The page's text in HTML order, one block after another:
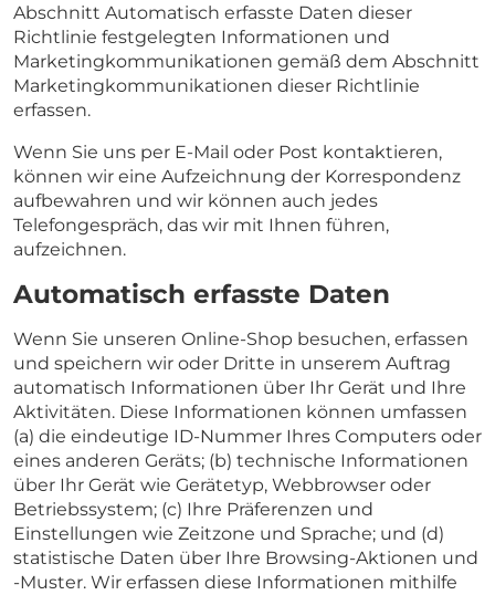
Abschnitt Automatisch erfasste Daten dieser
Richtlinie festgelegten Informationen und
Marketingkommunikationen gemäß dem Abschnitt
Marketingkommunikationen dieser Richtlinie
erfassen.
Wenn Sie uns per E-Mail oder Post kontaktieren,
können wir eine Aufzeichnung der Korrespondenz
aufbewahren und wir können auch jedes
Telefongespräch, das wir mit Ihnen führen,
aufzeichnen.
Automatisch erfasste Daten
Wenn Sie unseren Online-Shop besuchen, erfassen
und speichern wir oder Dritte in unserem Auftrag
automatisch Informationen über Ihr Gerät und Ihre
Aktivitäten. Diese Informationen können umfassen
(a) die eindeutige ID-Nummer Ihres Computers oder
eines anderen Geräts; (b) technische Informationen
über Ihr Gerät wie Gerätetyp, Webbrowser oder
Betriebssystem; (c) Ihre Präferenzen und
Einstellungen wie Zeitzone und Sprache; und (d)
statistische Daten über Ihre Browsing-Aktionen und
-Muster. Wir erfassen diese Informationen mithilfe